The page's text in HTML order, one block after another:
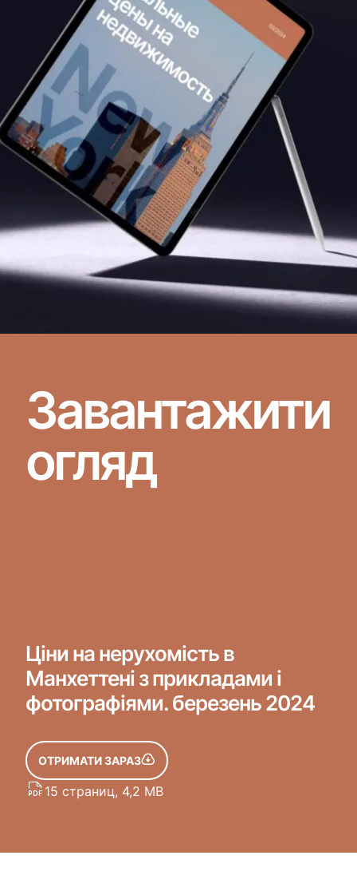
Завантажити
огляд
Ціни на нерухомість в
Манхеттені з прикладами і
фотографіями. березень 2024
ОТРИМАТИ ЗАРАЗ
15 страниц, 4,2 MB